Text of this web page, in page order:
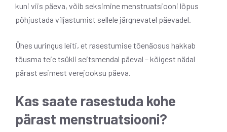
kuni viis päeva, võib seksimine menstruatsiooni lõpus
põhjustada viljastumist sellele järgnevatel päevadel.
Ühes uuringus leiti, et rasestumise tõenäosus hakkab
tõusma teie tsükli seitsmendal päeval – kõigest nädal
pärast esimest verejooksu päeva.
Kas saate rasestuda kohe
pärast menstruatsiooni?